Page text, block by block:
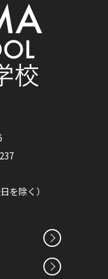
を除く）